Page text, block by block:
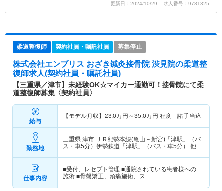
更新日：2024/10/29 求人番号：9781325
柔道整復師 契約社員・嘱託社員 募集停止
株式会社エンブリス おざき鍼灸接骨院 渋見院の柔道整
復師求人(契約社員・嘱託社員)
【三重県／津市】未経験OK☆マイカー通勤可！接骨院にて柔
道整復師募集〈契約社員〉
給与
【モデル月収】 23.0万円～35.0万円 程度 諸手当込
勤務地
三重県 津市 ＪＲ紀勢本線(亀山－新宮)「津駅」（バ
ス・車5分）伊勢鉄道「津駅」（バス・車5分） 他
仕事内容
■受付、レセプト管理 ■通院されている患者様への
施術 ■骨盤矯正、頭痛施術、ス…